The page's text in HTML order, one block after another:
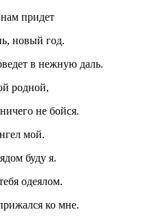
придет
новый год.
в нежную даль.
родной,
не бойся.
мой.
буду я.
одеялом.
ко мне.